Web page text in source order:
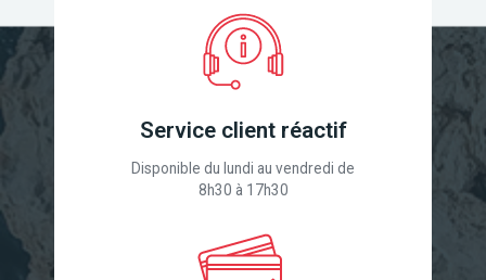
Service client réactif
Disponible du lundi au vendredi de
8h30 à 17h30